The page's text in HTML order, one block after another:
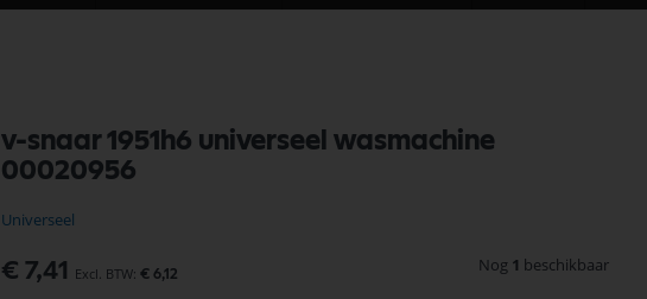
v-snaar 1951h6 universeel wasmachine
00020956
Universeel
€ 7,41 € 6,12 Nog 1 beschikbaar